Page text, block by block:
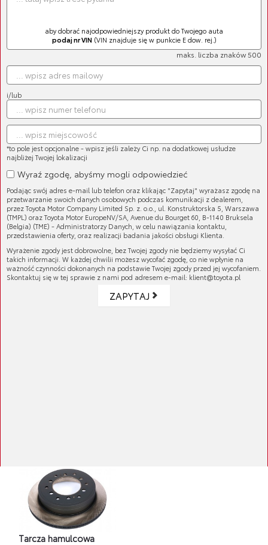
Cena brutto:406,66 zł
Cena netto:330,62 zł
Tarcza hamulcowa
Cena brutto:387,82 zł
Cena netto:315,30 zł
Tarcza hamulcowa
maks. liczba znaków 500
aby dobrać najodpowiedniejszy produkt do Twojego auta
podaj nr VIN(VIN znajduje się w punkcie E dow. rej.)
i/lub
*to pole jest opcjonalne - wpisz jeśli zależy Ci np. na dodatkowej usłudze
najbliżej Twojej lokalizacji
Wyraź zgodę, abyśmy mogli odpowiedzieć
Podając swój adres e-mail lub telefon oraz klikając "Zapytaj" wyrażasz zgodę na
przetwarzanie swoich danych osobowych podczas komunikacji z dealerem,
przez Toyota Motor Company Limited Sp. z. o.o., ul. Konstruktorska 5, Warszawa
(TMPL) oraz Toyota Motor EuropeNV/SA, Avenue du Bourget 60, B-1140 Bruksela
(Belgia) (TME) - Administratorzy Danych, w celu nawiązania kontaktu,
przedstawienia oferty, oraz realizacji badania jakości obsługi Klienta.
Wyrażenie zgody jest dobrowolne, bez Twojej zgody nie będziemy wysyłać Ci
takich informacji. W każdej chwilii możesz wycofać zgodę, co nie wpłynie na
ważność czynności dokonanych na podstawie Twojej zgody przed jej wycofaniem.
Skontaktuj się w tej sprawie z nami pod adresem e-mail: klient@toyota.pl
ZAPYTAJ